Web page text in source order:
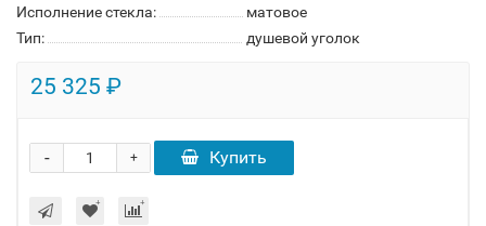
Исполнение стекла:
матовое
Тип:
душевой уголок
25 325 ₽
+
- Купить